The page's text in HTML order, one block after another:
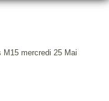
mercredi 25 Mai